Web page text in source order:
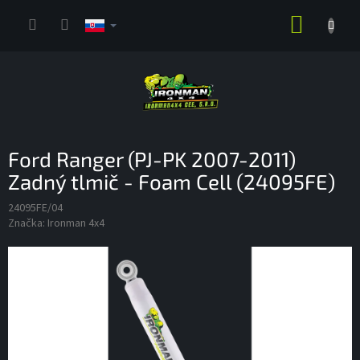
Ford Ranger (PJ-PK 2007-2011)
Zadný tlmič - Foam Cell (24095FE)
24095FE/04
Značka: Ironman 4x4